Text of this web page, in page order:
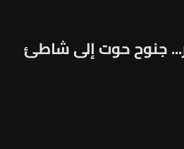
10 أمتار... جنوح حوت إلى شاطئ